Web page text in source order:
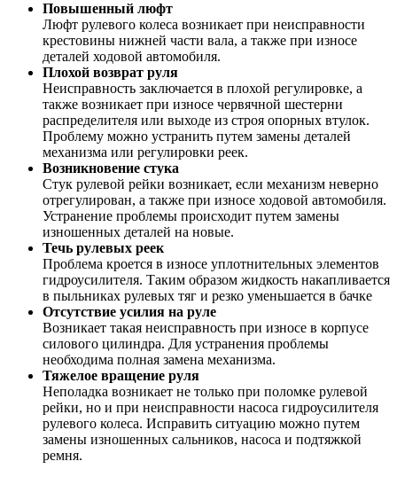
Повышенный люфт
Люфт рулевого колеса возникает при неисправности
крестовины нижней части вала, а также при износе
деталей ходовой автомобиля.
Плохой возврат руля
Неисправность заключается в плохой регулировке, а
также возникает при износе червячной шестерни
распределителя или выходе из строя опорных втулок.
Проблему можно устранить путем замены деталей
механизма или регулировки реек.
Возникновение стука
Стук рулевой рейки возникает, если механизм неверно
отрегулирован, а также при износе ходовой автомобиля.
Устранение проблемы происходит путем замены
изношенных деталей на новые.
Течь рулевых реек
Проблема кроется в износе уплотнительных элементов
гидроусилителя. Таким образом жидкость накапливается
в пыльниках рулевых тяг и резко уменьшается в бачке
Отсутствие усилия на руле
Возникает такая неисправность при износе в корпусе
силового цилиндра. Для устранения проблемы
необходима полная замена механизма.
Тяжелое вращение руля
Неполадка возникает не только при поломке рулевой
рейки, но и при неисправности насоса гидроусилителя
рулевого колеса. Исправить ситуацию можно путем
замены изношенных сальников, насоса и подтяжкой
ремня.